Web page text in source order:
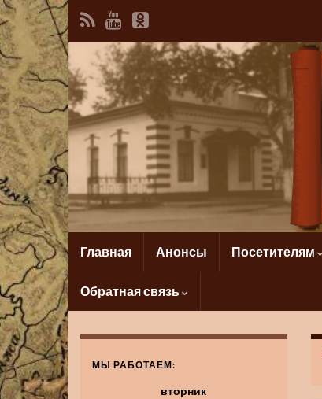
Главная Анонсы Посетителям
Обратная связь
МЫ РАБОТАЕМ:
вторник